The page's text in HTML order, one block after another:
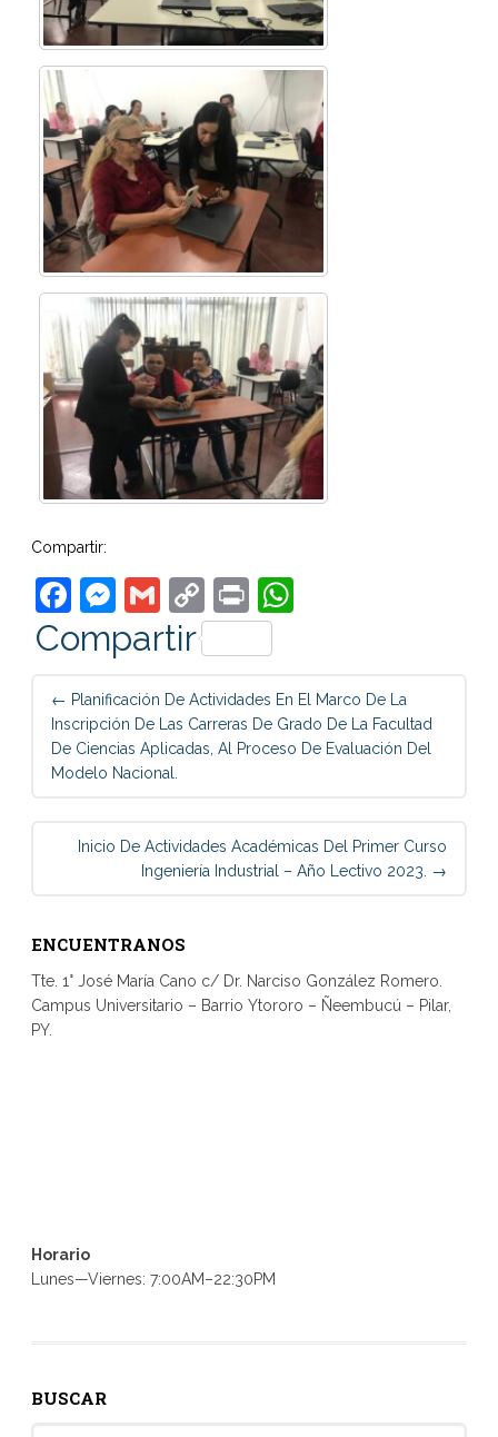
Compartir:
Facebook
Messenger
Gmail
Copy
Link
PrintWhatsApp
Compartir
Post
navigation
← Planificación De Actividades En El Marco De La
Inscripción De Las Carreras De Grado De La Facultad
De Ciencias Aplicadas, Al Proceso De Evaluación Del
Modelo Nacional.
Inicio De Actividades Académicas Del Primer Curso
Ingeniería Industrial – Año Lectivo 2023. →
ENCUENTRANOS
Tte. 1° José María Cano c/ Dr. Narciso González Romero.
Campus Universitario – Barrio Ytororo – Ñeembucú – Pilar,
PY.
Horario
Lunes—Viernes: 7:00AM–22:30PM
BUSCAR